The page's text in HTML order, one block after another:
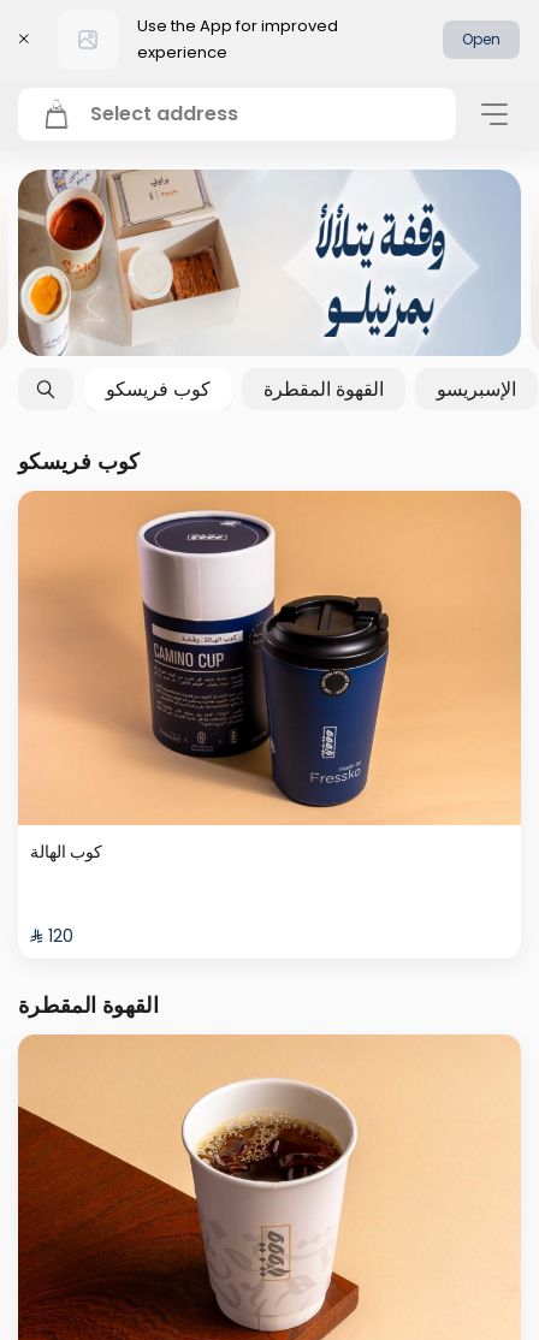
Use the App for improved
experience
Open
Select address
كوب فريسكو القهوة المقطرة الإسبريسو
كوب فريسكو
كوب الهالة
⁨⁦‪‬ 120⁩
القهوة المقطرة